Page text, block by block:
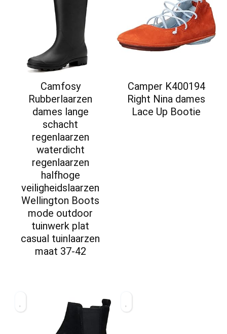
Camfosy
Rubberlaarzen
dames lange
schacht
regenlaarzen
waterdicht
regenlaarzen
halfhoge
veiligheidslaarzen
Wellington Boots
mode outdoor
tuinwerk plat
casual tuinlaarzen
maat 37-42
Camper K400194
Right Nina dames
Lace Up Bootie